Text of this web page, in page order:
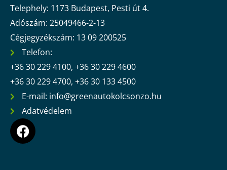
Telephely: 1173 Budapest, Pesti út 4.
Adószám: 25049466-2-13
Cégjegyzékszám: 13 09 200525
Telefon:
+36 30 229 4100, +36 30 229 4600
+36 30 229 4700, +36 30 133 4500
E-mail: info@greenautokolcsonzo.hu
Adatvédelem
F
a
c